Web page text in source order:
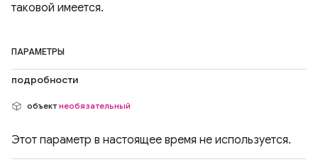
таковой имеется.
ПАРАМЕТРЫ
подробности
объект необязательный
Этот параметр в настоящее время не используется.